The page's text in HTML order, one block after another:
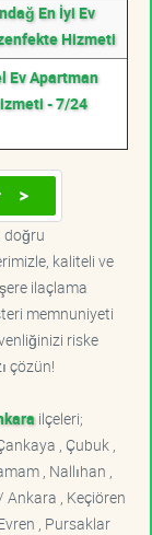
En İyi Ev
Hizmeti
Ev Apartman
- 7/24
doğru
kaliteli ve
ilaçlama
memnuniyeti
riske
çözün!
ilçeleri;
, Çubuk ,
, Nallıhan ,
Ankara , Keçiören
, Pursaklar